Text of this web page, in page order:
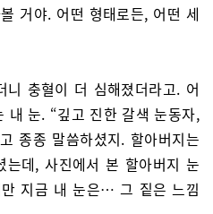
거야. 어떤 형태로든, 어떤 세
니 충혈이 더 심해졌더라고. 어
내 눈. “깊고 진한 갈색 눈동자,
종종 말씀하셨지. 할아버지는
는데, 사진에서 본 할아버지 눈
지금 내 눈은… 그 짙은 느낌